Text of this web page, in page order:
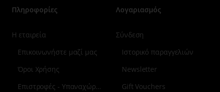
Πληροφορίες
Η εταιρεία
Επικοινωνήστε μαζί μας
Όροι Χρήσης
Επιστροφές - Υπαναχώρηση
Λογαριασμός
Σύνδεση
Ιστορικό παραγγελιών
Newsletter
Gift Vouchers